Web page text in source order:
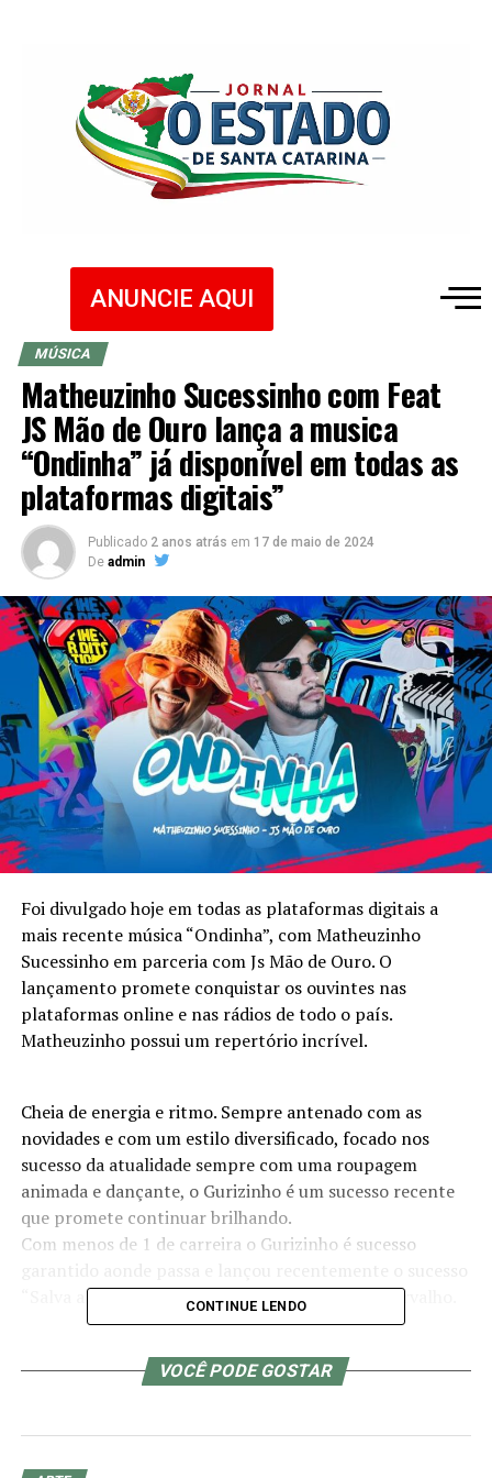
ANUNCIE AQUI
MÚSICA
Matheuzinho Sucessinho com Feat
JS Mão de Ouro lança a musica
“Ondinha” já disponível em todas as
plataformas digitais”
Publicado 2 anos atrás em 17 de maio de 2024
De admin
Foi divulgado hoje em todas as plataformas digitais a
mais recente música “Ondinha”, com Matheuzinho
Sucessinho em parceria com Js Mão de Ouro. O
lançamento promete conquistar os ouvintes nas
plataformas online e nas rádios de todo o país.
Matheuzinho possui um repertório incrível.
Cheia de energia e ritmo. Sempre antenado com as
novidades e com um estilo diversificado, focado nos
sucesso da atualidade sempre com uma roupagem
animada e dançante, o Gurizinho é um sucesso recente
que promete continuar brilhando.
Com menos de 1 de carreira o Gurizinho é sucesso
“Salva a Gente” com Feat Israel Novaes e Léo Carvalho.
“Ondinha” Compositores/ Matheuzinho Sucessinho e Js
Tô chegando de levinho na passada
Trajado de Black estilo Mandraka
CONTINUE LENDO
VOCÊ PODE GOSTAR